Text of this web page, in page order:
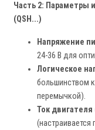
Часть 2: Параметры
(QSH...)
Напряжение
24-36 В для
Логическое
большинством
перемычкой).
Ток двигателя